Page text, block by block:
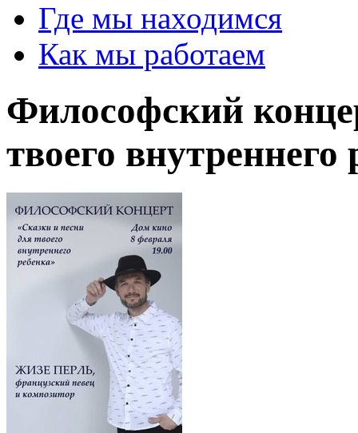
Где мы находимся
Как мы работаем
Философский
твоего внутреннего